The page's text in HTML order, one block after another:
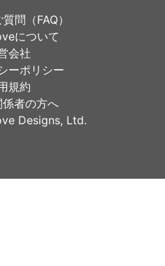
問（FAQ）
について
会社
ーポリシー
規約
係者の方へ
Designs, Ltd.